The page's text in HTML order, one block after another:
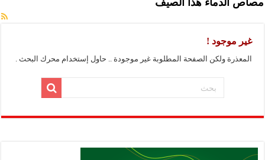
مصاص الدماء هذا الصيف
غير موجود !
المعذرة ولكن الصفحة المطلوبة غير موجودة .. حاول إستخدام محرك البحث .